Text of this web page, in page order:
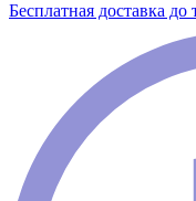
Бесплатная доставка